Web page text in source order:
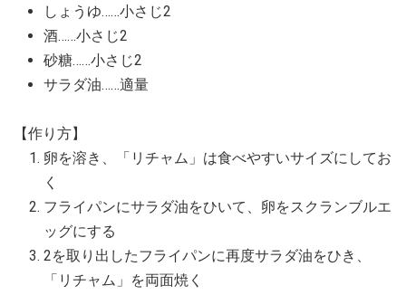
しょうゆ……小さじ2
酒……小さじ2
砂糖……小さじ2
サラダ油……適量
【作り方】
卵を溶き、「リチャム」は食べやすいサイズにしてお
く
フライパンにサラダ油をひいて、卵をスクランブルエ
ッグにする
2を取り出したフライパンに再度サラダ油をひき、
「リチャム」を両面焼く